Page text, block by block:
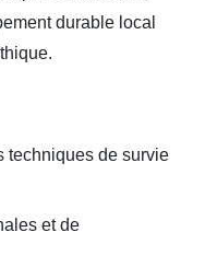
durable local
techniques de survie
et de